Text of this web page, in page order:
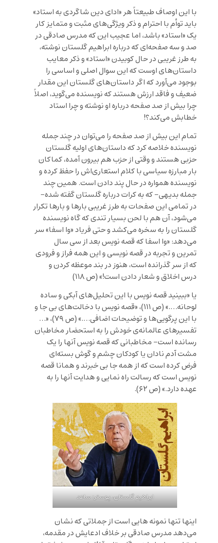
با این اوصاف طبیعتاً هر «ادای دین شاگردی به استاد»
باید توأم با احترام و ذکر ویژگی‌های مثبت و متمایز کار
یک «استاد» باشد، اما عجیب این که مدرس صادقی در
صد و سه صفحه‌ای که درباره ابراهیم گلستان نوشته،
به طرز غریبی در حال کوبیدن «استاد» و ذکر معایب
داستان‌های اوست که این سوال اصلی و اساسی را
بوجود می‌آورد که اگر داستان‌های گلستان این مقدار
ضعیف و فاقد ارزش هستند که نویسنده می‌گوید، اصلاً
چرا بیش از صد صفحه درباره او نوشته و چرا استاد
خطابش می‌کند؟!
تمام این بیش از صد صفحه را می‌توان در چند جمله
نویسنده خلاصه کرد که داستان‌های اولیه گلستان
حزبی هستند و وقتی از حزب هم بیرون آمده، کماکان
بار مبارزه سیاسی با کلام استعاری‌اش را حفظ کرده و
نویسنده همواره در حال پند دادن است. همین چند
جمله بدیهی- که به کرات درباره گلستان گفته شده-
در تمامی این صفحات به طرز غریبی بارها و بارها تکرار
می‌شود، آن هم با لحن بسیار تندی که گاه نویسنده
گلستان را به سخره می‌کشد و حتی فریاد «وا اسفا» سر
می‌دهد: «وا اسفا که قصه نویس بعد از سی سال
تمرین و تجربه در قصه نویسی و این همه فراز و فرودی
که از سر گذرانده است، هنوز در بند موعظه کردن و
درس اخلاق و شعار دادن است!» (ص ۱۱۸)
یا «ببینید قصه نویس با این تحلیل‌های آبکی و ساده
لوحانه….» (ص ۱۱۱)، «قصه نویس با دخالت‌های بی جا و
با این پرگویی‌ها و توضیحات اضافی….» (ص ۷۹)، «…
تفسیرهای عالمانه‌ی خودش را به استحضار مخاطبان
رسانده است- مخاطبانی که قصه نویس آنها را یک
مشت آدم نادان یا کودکان چشم و گوش بسته‌ای
فرض کرده است که از همه جا بی خبرند و همانا قصه
نویس است که رسالت راه نمایی و هدایت آنها را به
عهده دارد.» (ص ۶۲).
ابراهیم گلستان، پوستر: ساعد
اینها تنها نمونه هایی است از جملاتی که نشان
می‌دهد مدرس صادقی بر خلاف ادعایش در مقدمه،